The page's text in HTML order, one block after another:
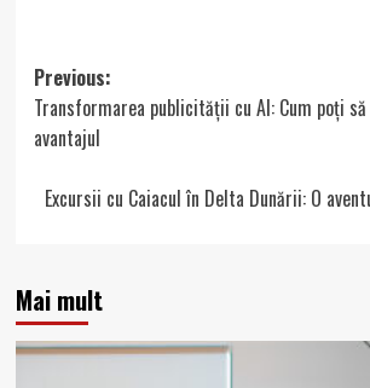
Post
navigation
Previous:
Transformarea publicității cu AI: Cum poți
avantajul
Excursii cu Caiacul în Delta Dunării: O
Mai mult